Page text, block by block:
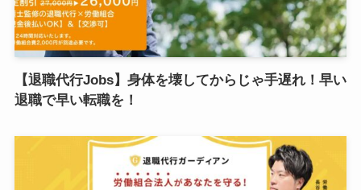
【退職代行Jobs】身体を壊してからじゃ手遅れ！早い
退職で早い転職を！